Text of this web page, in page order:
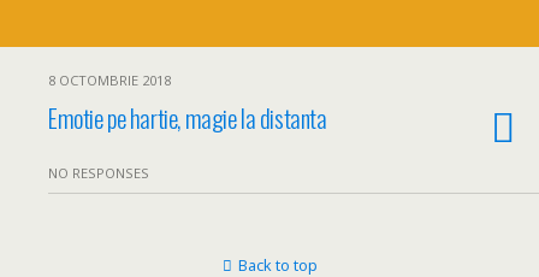
8 OCTOMBRIE 2018
Emotie pe hartie, magie la distanta
NO RESPONSES
Back to top